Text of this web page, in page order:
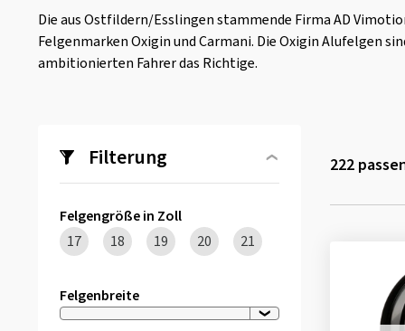
Die aus Ostfildern/Esslingen stammende Firma AD
Felgenmarken Oxigin und Carmani. Die Oxigin Alufelgen
ambitionierten Fahrer das Richtige.
Filterung
Felgengröße in Zoll
17
18 19 20 21
Felgenbreite
222